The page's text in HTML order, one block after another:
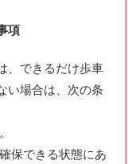
項
、できるだけ歩車
い場合は、次の条
保できる状態にあ